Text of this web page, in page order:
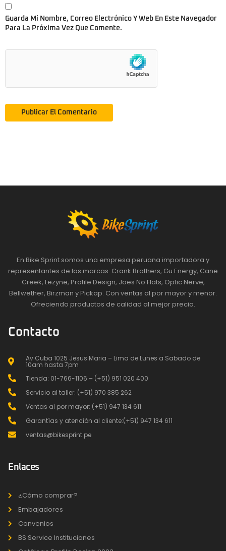
Guarda Mi Nombre, Correo Electrónico Y Web En Este Navegador
Para La Próxima Vez Que Comente.
En Bike Sprint somos una empresa peruana importadora y
representantes de las marcas: Crank Brothers, Gu Energy, Cane
Creek, Lezyne, Profile Design, Joes No Flats, Optic Nerve,
Bellwether, Birzman y Pickap. Con ventas al por mayor y menor.
Ofreciendo productos de calidad al mejor precio.
Contacto
Av Cuba 1025 Jesus Maria – Lima de Lunes a Sabado de
10am hasta 7pm
Tienda: 01-766-1106 – (+51) 951 020 400
Servicio al taller: (+51) 970 385 262
Ventas al por mayor: (+51) 947 134 611
Garantías y atención al cliente:(+51) 947 134 611
ventas@bikesprint.pe
Enlaces
¿Cómo comprar?
Embajadores
Convenios
BS Service Instituciones